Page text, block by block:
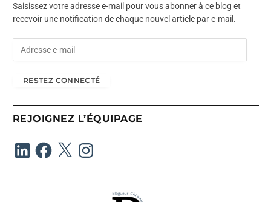
Saisissez votre adresse e-mail pour vous abonner à ce blog et
recevoir une notification de chaque nouvel article par e-mail.
s
e
m
RESTEZ CONNECTÉ
REJOIGNEZ L’ÉQUIPAGE
LinkedInFacebook
X Instagram